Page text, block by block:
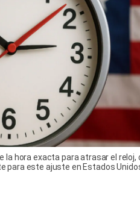
la hora exacta para atrasar el
para este ajuste en Estados